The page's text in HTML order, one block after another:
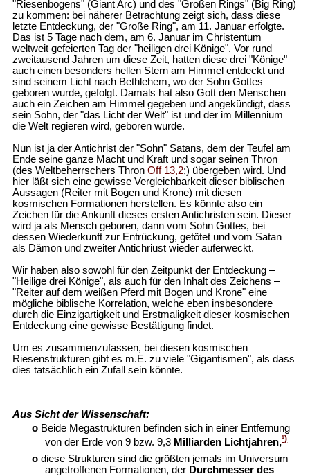
"Riesenbogens" (Giant Arc) und des "Großen Rings" (Big Ring)
zu kommen: bei näherer Betrachtung zeigt sich, dass diese
letzte Entdeckung, der "Große Ring", am 11. Januar erfolgte.
Das ist 5 Tage nach dem, am 6. Januar im Christentum
weltweit gefeierten Tag der "heiligen drei Könige". Vor rund
zweitausend Jahren um diese Zeit, hatten diese drei "Könige"
auch einen besonders hellen Stern am Himmel entdeckt und
sind seinem Licht nach Bethlehem, wo der Sohn Gottes
geboren wurde, gefolgt. Damals hat also Gott den Menschen
auch ein Zeichen am Himmel gegeben und angekündigt, dass
sein Sohn, der "das Licht der Welt" ist und der im Millennium
die Welt regieren wird, geboren wurde.
Nun ist ja der Antichrist der "Sohn" Satans, dem der Teufel am
Ende seine ganze Macht und Kraft und sogar seinen Thron
(des Weltbeherrschers ThronOff 13,2;) übergeben wird. Und
hier läßt sich eine gewisse Vergleichbarkeit dieser biblischen
Aussagen (Reiter mit Bogen und Krone) mit diesen
kosmischen Formationen herstellen. Es könnte also ein
Zeichen für die Ankunft dieses ersten Antichristen sein. Dieser
wird ja als Mensch geboren, dann vom Sohn Gottes, bei
dessen Wiederkunft zur Entrückung, getötet und vom Satan
als Dämon und zweiter Antichriust wieder auferweckt.
Wir haben also sowohl für den Zeitpunkt der Entdeckung –
"Heilige drei Könige", als auch für den Inhalt des Zeichens –
"Reiter auf dem weißen Pferd mit Bogen und Krone" eine
mögliche biblische Korrelation, welche eben insbesondere
durch die Einzigartigkeit und Erstmaligkeit dieser kosmischen
Entdeckung eine gewisse Bestätigung findet.
Um es zusammenzufassen, bei diesen kosmischen
Riesenstrukturen gibt es m.E. zu viele "Gigantismen", als dass
dies tatsächlich ein Zufall sein könnte.
Aus Sicht der Wissenschaft:
o Beide Megastrukturen befinden sich in einer Entfernung
von der Erde von 9 bzw. 9,3 Milliarden Lichtjahren,¹)
o diese Strukturen sind die größten jemals im Universum
angetroffenen Formationen, der Durchmesser des